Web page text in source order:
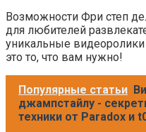
Возможности Фри степ
для любителей
уникальные
это то, что вам нужно!
Популярные статьи
джампстайлу -
техники от Paradox и